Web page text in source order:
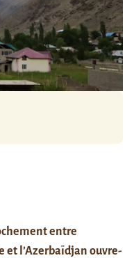
entre
et l’Azerbaïdjan ouvre-